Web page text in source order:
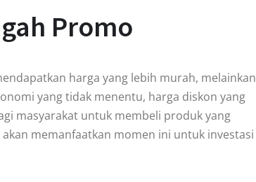
Promo
harga yang lebih murah, melainkan
yang tidak menentu, harga diskon yang
masyarakat untuk membeli produk yang
memanfaatkan momen ini untuk investasi